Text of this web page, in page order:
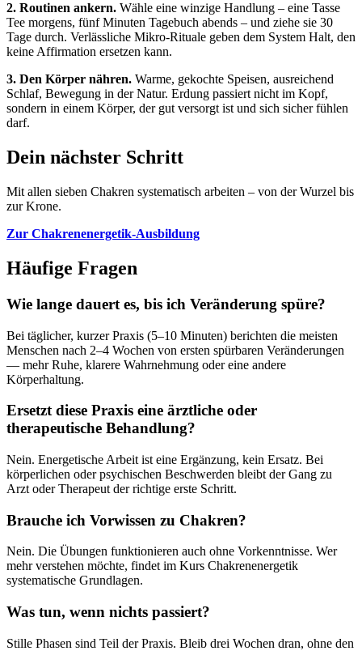
2. Routinen ankern. Wähle eine winzige Handlung – eine Tasse
Tee morgens, fünf Minuten Tagebuch abends – und ziehe sie 30
Tage durch. Verlässliche Mikro-Rituale geben dem System Halt, den
keine Affirmation ersetzen kann.
3. Den Körper nähren. Warme, gekochte Speisen, ausreichend
Schlaf, Bewegung in der Natur. Erdung passiert nicht im Kopf,
sondern in einem Körper, der gut versorgt ist und sich sicher fühlen
darf.
Dein nächster Schritt
Mit allen sieben Chakren systematisch arbeiten – von der Wurzel bis
zur Krone.
Zur Chakrenenergetik-Ausbildung
Häufige Fragen
Wie lange dauert es, bis ich Veränderung spüre?
Bei täglicher, kurzer Praxis (5–10 Minuten) berichten die meisten
Menschen nach 2–4 Wochen von ersten spürbaren Veränderungen
— mehr Ruhe, klarere Wahrnehmung oder eine andere
Körperhaltung.
Ersetzt diese Praxis eine ärztliche oder
therapeutische Behandlung?
Nein. Energetische Arbeit ist eine Ergänzung, kein Ersatz. Bei
körperlichen oder psychischen Beschwerden bleibt der Gang zu
Arzt oder Therapeut der richtige erste Schritt.
Brauche ich Vorwissen zu Chakren?
Nein. Die Übungen funktionieren auch ohne Vorkenntnisse. Wer
mehr verstehen möchte, findet im Kurs Chakrenenergetik
systematische Grundlagen.
Was tun, wenn nichts passiert?
Stille Phasen sind Teil der Praxis. Bleib drei Wochen dran, ohne den